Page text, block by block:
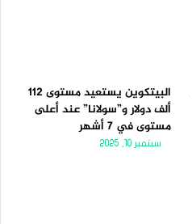
البيتكوين يستعيد مستوى 112
ألف دولار و”سولانا” عند أعلى
مستوى في 7 أشهر
سبتمبر 10, 2025